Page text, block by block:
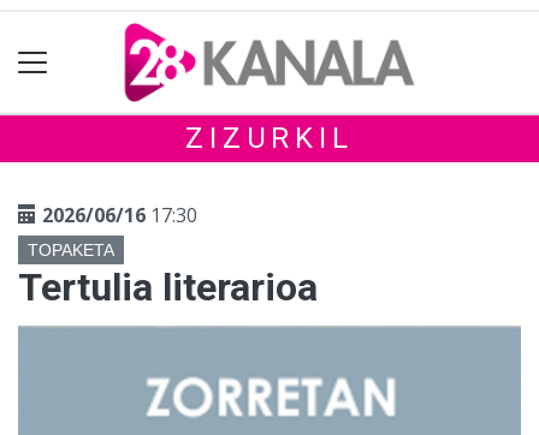
ZIZURKIL
2026/06/16 17:30
TOPAKETA
Tertulia literarioa